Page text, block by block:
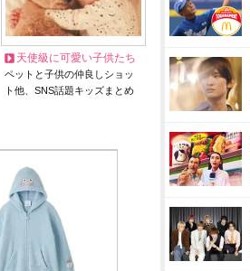
天使級に可愛い子供たち
ペットと子供の仲良しショッ
ト他、SNS話題キッズまとめ